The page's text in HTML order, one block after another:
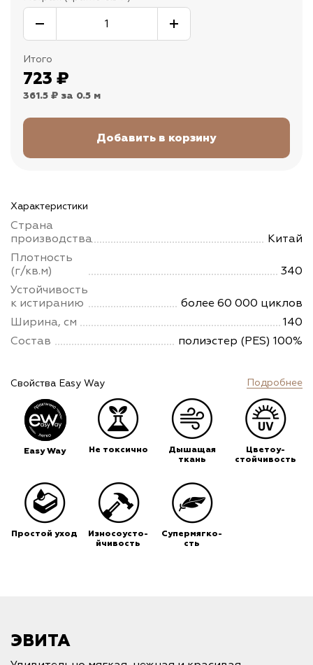
Итого
723 ₽
361.5 ₽ за 0.5 м
Характеристики
Страна
производства
Китай
Плотность
(г/кв.м)
340
Устойчивость
к истиранию
более 60 000 циклов
Ширина, см
140
Состав
полиэстер (PES) 100%
Свойства Easy Way Подробнее
Easy Way Не токсично
Дышащая
ткань
Цветоу-
стойчивость
Простой уход
Износоусто-
йчивость
Супермягко-
сть
ЭВИТА